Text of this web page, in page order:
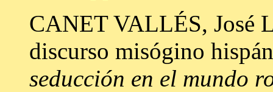
CANET VALLÉS, José
discurso misógino
seducción en el mundo